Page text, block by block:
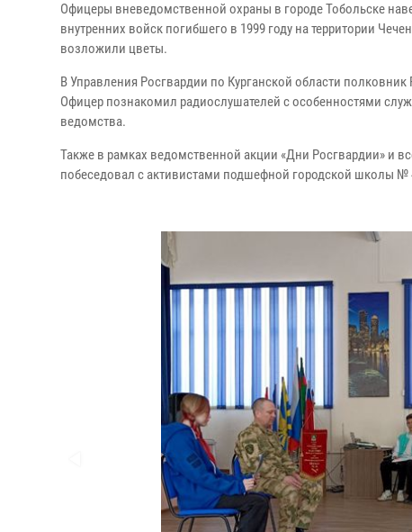
Офицеры вневедомственной охраны в городе Тобольске
внутренних войск погибшего в 1999 году на территории
возложили цветы.
В Управления Росгвардии по Курганской области
Офицер познакомил радиослушателей с особенностями
ведомства.
Также в рамках ведомственной акции «Дни Росгвардии» и
побеседовал с активистами подшефной городской школы №